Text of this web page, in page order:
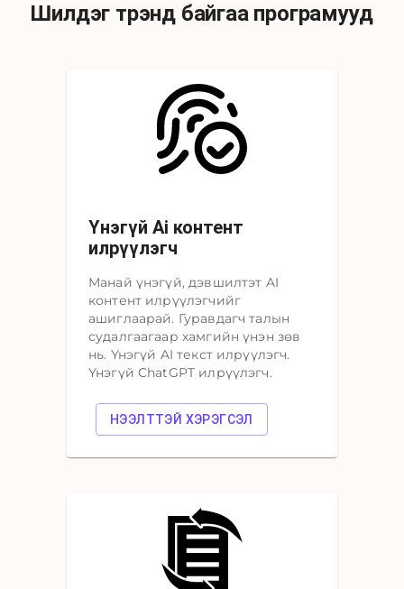
Шилдэг трэнд байгаа програмууд
Үнэгүй Ai контент
илрүүлэгч
Манай үнэгүй, дэвшилтэт AI
контент илрүүлэгчийг
ашиглаарай. Гуравдагч талын
судалгаагаар хамгийн үнэн зөв
нь. Үнэгүй AI текст илрүүлэгч.
Үнэгүй ChatGPT илрүүлэгч.
НЭЭЛТТЭЙ ХЭРЭГСЭЛ